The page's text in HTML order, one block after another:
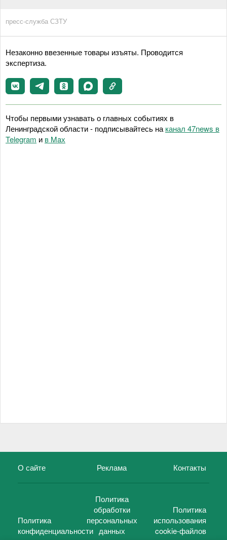
пресс-служба СЗТУ
Незаконно ввезенные товары изъяты. Проводится
экспертиза.
Чтобы первыми узнавать о главных событиях в
Ленинградской области - подписывайтесь на канал 47news в
Telegram и в Maх
О сайте Реклама Контакты
Политика
конфиденциальности
Политика
обработки
персональных
данных
Политика
использования
cookie-файлов